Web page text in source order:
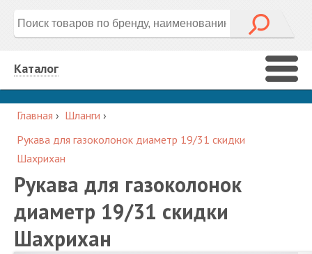
Каталог
Главная › Шланги ›
Рукава для газоколонок диаметр 19/31 скидки
Шахрихан
Рукава для газоколонок
диаметр 19/31 скидки
Шахрихан